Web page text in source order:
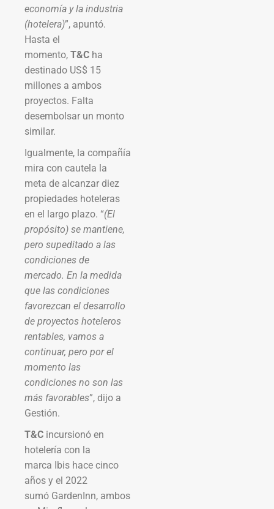
economía y la industria
(hotelera)”, apuntó.
Hasta el
momento, T&C ha
destinado US$ 15
millones a ambos
proyectos. Falta
desembolsar un monto
similar.
Igualmente, la compañía
mira con cautela la
meta de alcanzar diez
propiedades hoteleras
en el largo plazo. “(El
propósito) se mantiene,
pero supeditado a las
condiciones de
mercado. En la medida
que las condiciones
favorezcan el desarrollo
de proyectos hoteleros
rentables, vamos a
continuar, pero por el
momento las
condiciones no son las
más favorables”, dijo a
Gestión.
T&C incursionó en
hotelería con la
marca Ibis hace cinco
años y el 2022
sumó GardenInn, ambos